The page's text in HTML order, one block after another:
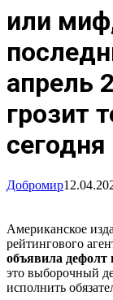
или
апрель
грозит
сегодня
Добромир
Американское
рейтингового
объявила дефолт
это выборочный
исполнить